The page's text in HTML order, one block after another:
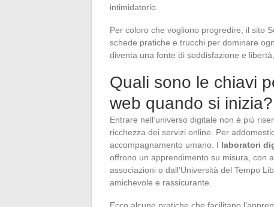
intimidatorio.
Per coloro che vogliono progredire, il sito
schede pratiche e trucchi per dominare
diventa una fonte di soddisfazione e
Quali sono le chiavi
web quando si inizia?
Entrare nell’universo digitale non è più
ricchezza dei servizi online. Per
accompagnamento umano. I laboratori
offrono un apprendimento su misura, con
associazioni o dall’Università del Tempo
amichevole e rassicurante.